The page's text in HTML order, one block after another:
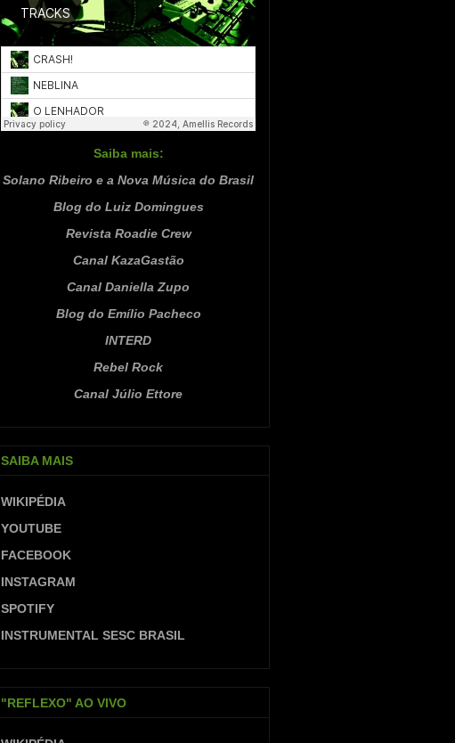
Saiba mais:
Solano Ribeiro e a Nova Música do Brasil
Blog do Luiz Domingues
Revista Roadie Crew
Canal KazaGastão
Canal Daniella Zupo
Blog do Emílio Pacheco
INTERD
Rebel Rock
Canal Júlio Ettore
SAIBA MAIS
WIKIPÉDIA
YOUTUBE
FACEBOOK
INSTAGRAM
SPOTIFY
INSTRUMENTAL SESC BRASIL
"REFLEXO" AO VIVO